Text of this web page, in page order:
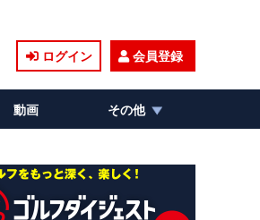
ログイン 会員登録
動画 その他